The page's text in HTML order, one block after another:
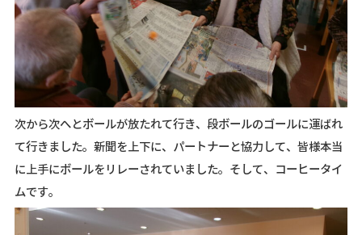
次から次へとボールが放たれて行き、段ボールのゴールに運ばれ
て行きました。新聞を上下に、パートナーと協力して、皆様本当
に上手にボールをリレーされていました。そして、コーヒータイ
ムです。